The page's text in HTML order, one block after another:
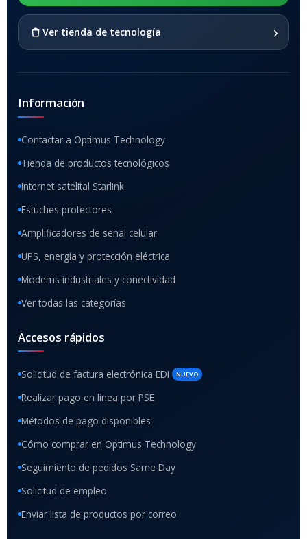
Ver tienda de tecnología ›
Información
Contactar a Optimus Technology
Tienda de productos tecnológicos
Internet satelital Starlink
Estuches protectores
Amplificadores de señal celular
UPS, energía y protección eléctrica
Módems industriales y conectividad
Ver todas las categorías
Accesos rápidos
Solicitud de factura electrónica EDI NUEVO
Realizar pago en línea por PSE
Métodos de pago disponibles
Cómo comprar en Optimus Technology
Seguimiento de pedidos Same Day
Solicitud de empleo
Enviar lista de productos por correo